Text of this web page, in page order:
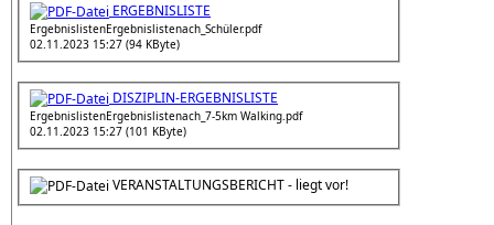
ERGEBNISLISTE
ErgebnislistenErgebnislistenach_Schüler.pdf
02.11.2023 15:27 (94 KByte)
DISZIPLIN-ERGEBNISLISTE
ErgebnislistenErgebnislistenach_7-5km Walking.pdf
02.11.2023 15:27 (101 KByte)
VERANSTALTUNGSBERICHT - liegt vor!